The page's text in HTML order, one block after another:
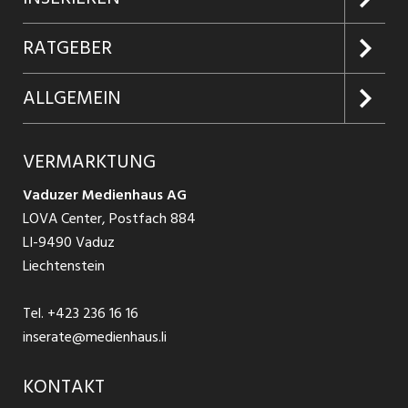
Jobabo
Firmen entdecken
Jobs in Graubünden
Jobs in St. Gallen
Jobs in Glarus
Jobs in der Südostschweiz
Temporär Jobs
Teilzeit Jobs
Kundenlogin
Inserieren
Produkte
Schnittstelle
RATGEBER
Glossar
Ratgeber Bewerbung / Rekrutierung
ALLGEMEIN
AGB
Datenschutzbestimmungen
Nutzungsbedingungen
Impressum
VERMARKTUNG
Vaduzer Medienhaus AG
LOVA Center, Postfach 884
LI-9490 Vaduz
Liechtenstein
Tel. +423 236 16 16
inserate@medienhaus.li
KONTAKT